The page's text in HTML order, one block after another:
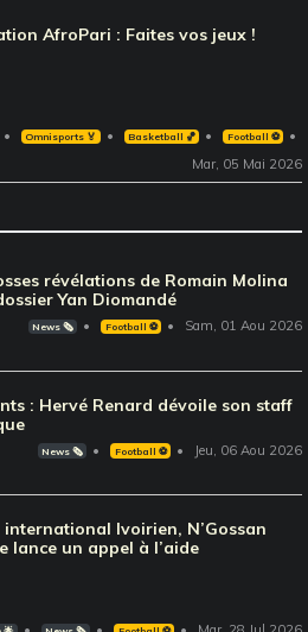
AfroPari : Faites vos jeux !
Omnisports 🏅 Basketball 🏀 Football ⚽️
Mar, 05 Mai 2026
révélations de Romain Molina
Yan Diomandé
News 🗞️ Football ⚽️ Sam, 01 Aou 2026
: Hervé Renard dévoile son staff
News 🗞️ Football ⚽️ Jeu, 06 Aou 2026
international Ivoirien, N’Gossan
lance un appel à l’aide